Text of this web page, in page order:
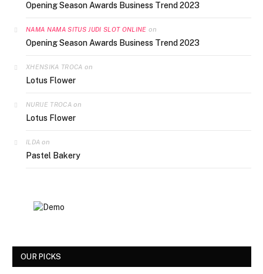
Opening Season Awards Business Trend 2023
NAMA NAMA SITUS JUDI SLOT ONLINE on
Opening Season Awards Business Trend 2023
XHENSIKA TROCA on
Lotus Flower
NURIJE TROCAon
Lotus Flower
ILDA on
Pastel Bakery
OUR PICKS